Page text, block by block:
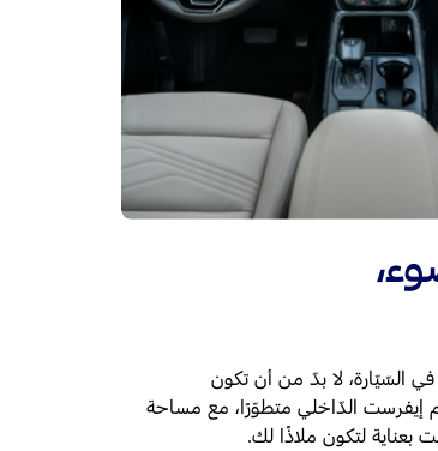
السّيّارة، لا بدّ من أن تكون
إيفرست الدّاخلي متطوّرًا، مع مساحة
لتكون ملاذًا لك.